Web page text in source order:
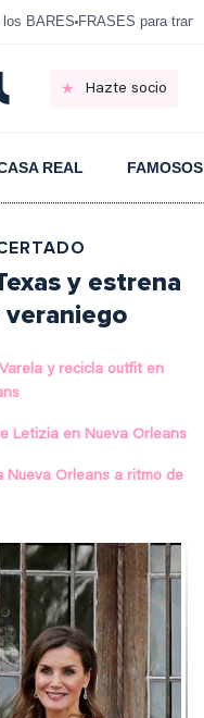
BARES FRASES para
Hazte socio
REAL FAMOSOS
y estrena
y recicla outfit en
Letizia en Nueva Orleans
Nueva Orleans a ritmo de